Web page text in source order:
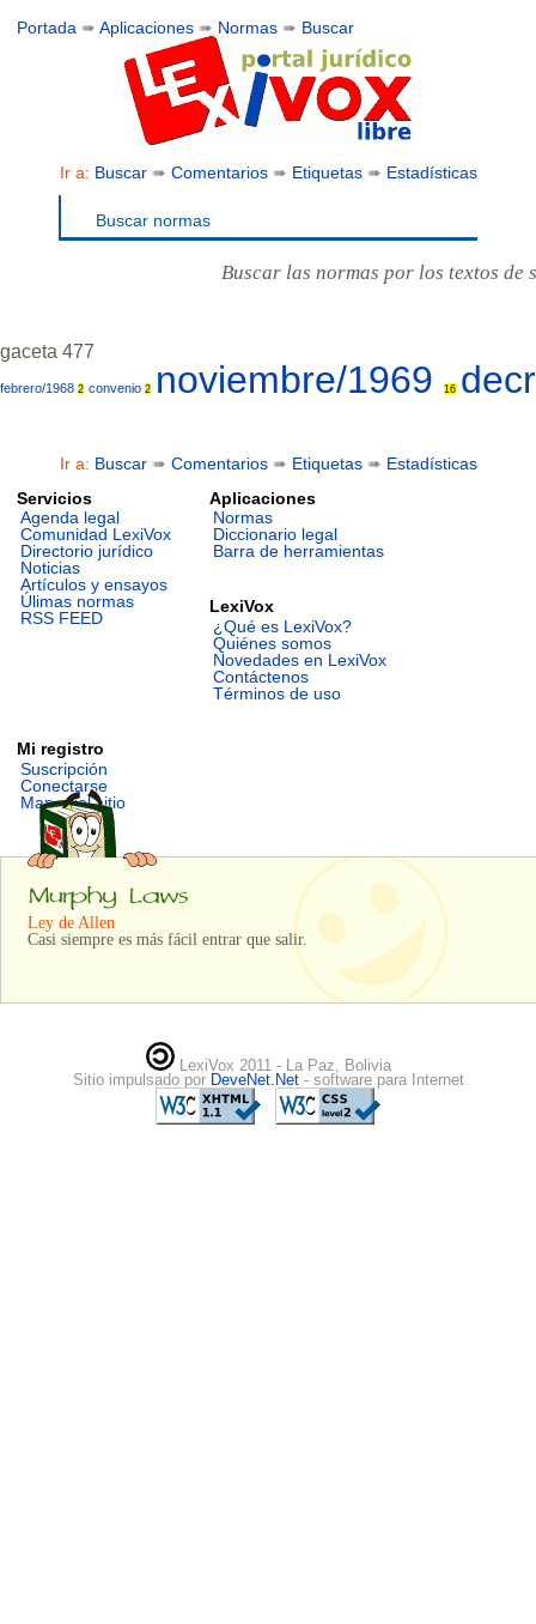
Portada ➠Aplicaciones ➠ Normas ➠ Buscar
Ir a: Buscar➠ Comentarios➠ Etiquetas➠ Estadísticas
Buscar normas
Buscar las normas por los textos de
gaceta 477
febrero/1968 2 convenio 2 noviembre/1969 16
Ir a: Buscar➠ Comentarios➠ Etiquetas➠ Estadísticas
Servicios
Agenda legal
Comunidad LexiVox
Directorio jurídico
Noticias
Artículos y ensayos
Úlimas normas
RSS FEED
Aplicaciones
Normas
Diccionario legal
Barra de herramientas
LexiVox
¿Qué es LexiVox?
Quiénes somos
Novedades en LexiVox
Contáctenos
Términos de uso
Mi registro
Suscripción
Conectarse
Mapa del sitio
Ley de Allen
Casi siempre es más fácil entrar que salir.
LexiVox 2011 - La Paz, Bolivia
Sitio impulsado por DeveNet.Net - software para Internet